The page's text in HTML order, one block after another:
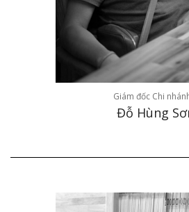
Giám đốc Chi
Đỗ Hùng